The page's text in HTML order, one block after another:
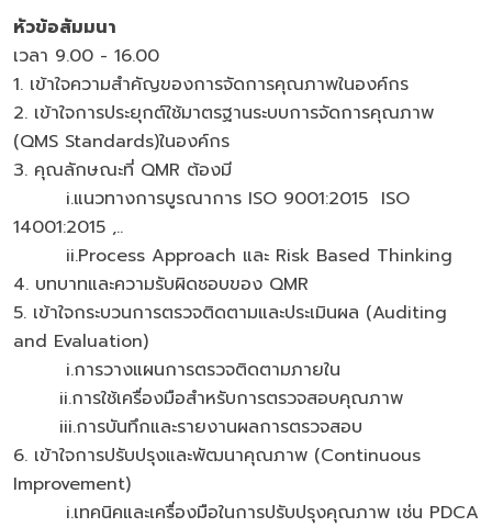
หัวข้อสัมมนา
เวลา 9.00 - 16.00
1. เข้าใจความสำคัญของการจัดการคุณภาพในองค์กร
2. เข้าใจการประยุกต์ใช้มาตรฐานระบบการจัดการคุณภาพ
(QMS Standards)ในองค์กร
3. คุณลักษณะที่ QMR ต้องมี
i.แนวทางการบูรณาการ ISO 9001:2015 ISO
14001:2015 ,..
ii.Process Approach และ Risk Based Thinking
4. บทบาทและความรับผิดชอบของ QMR
5. เข้าใจกระบวนการตรวจติดตามและประเมินผล (Auditing
and Evaluation)
i.การวางแผนการตรวจติดตามภายใน
ii.การใช้เครื่องมือสำหรับการตรวจสอบคุณภาพ
iii.การบันทึกและรายงานผลการตรวจสอบ
6. เข้าใจการปรับปรุงและพัฒนาคุณภาพ (Continuous
Improvement)
i.เทคนิคและเครื่องมือในการปรับปรุงคุณภาพ เช่น PDCA